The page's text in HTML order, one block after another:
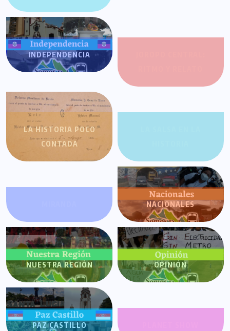
INDEPENDENCIA
LA HISTORIA POCO
CONTADA
NACIONALES
NUESTRA REGIÓN OPINIÓN
PAZ CASTILLO